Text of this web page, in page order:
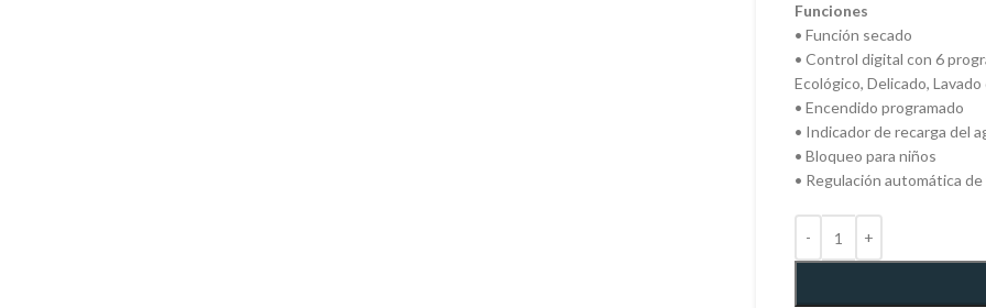
Funciones
• Función secado
• Control digital con 6
Ecológico, Delicado,
• Encendido programado
• Indicador de recarga del
• Bloqueo para niños
• Regulación automática